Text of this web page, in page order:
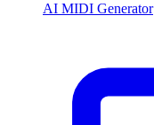
AI MIDI Generator